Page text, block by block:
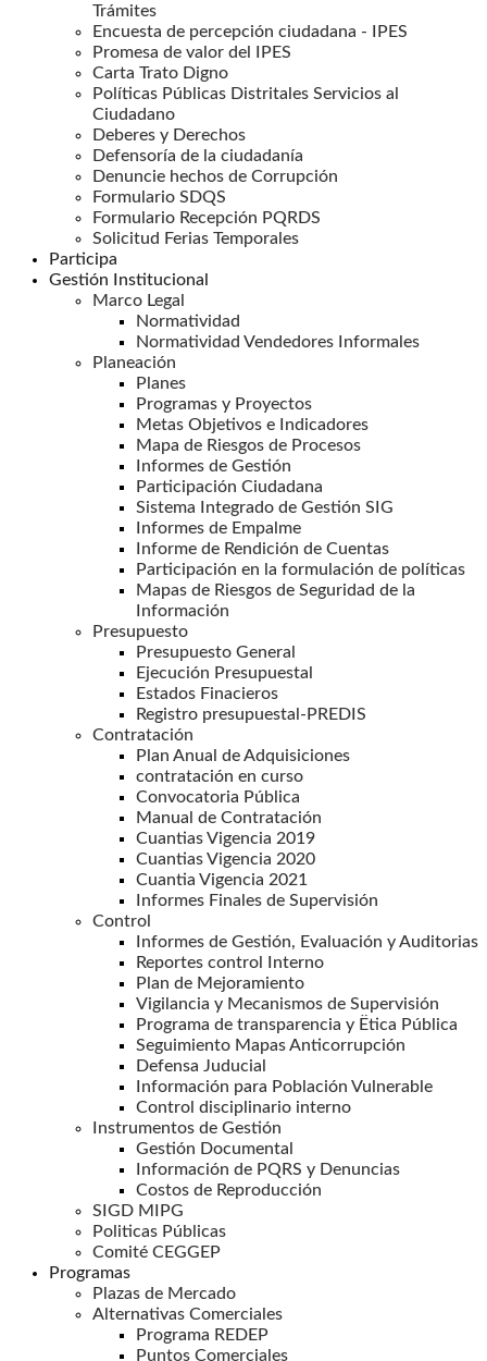
Trámites
Encuesta de percepción ciudadana - IPES
Promesa de valor del IPES
Carta Trato Digno
Políticas Públicas Distritales Servicios al
Ciudadano
Deberes y Derechos
Defensoría de la ciudadanía
Denuncie hechos de Corrupción
Formulario SDQS
Formulario Recepción PQRDS
Solicitud Ferias Temporales
Participa
Gestión Institucional
Marco Legal
Normatividad
Normatividad Vendedores Informales
Planeación
Planes
Programas y Proyectos
Metas Objetivos e Indicadores
Mapa de Riesgos de Procesos
Informes de Gestión
Participación Ciudadana
Sistema Integrado de Gestión SIG
Informes de Empalme
Informe de Rendición de Cuentas
Participación en la formulación de políticas
Mapas de Riesgos de Seguridad de la
Información
Presupuesto
Presupuesto General
Ejecución Presupuestal
Estados Finacieros
Registro presupuestal-PREDIS
Contratación
Plan Anual de Adquisiciones
contratación en curso
Convocatoria Pública
Manual de Contratación
Cuantias Vigencia 2019
Cuantias Vigencia 2020
Cuantia Vigencia 2021
Informes Finales de Supervisión
Control
Informes de Gestión, Evaluación y Auditorias
Reportes control Interno
Plan de Mejoramiento
Vigilancia y Mecanismos de Supervisión
Programa de transparencia y Ëtica Pública
Seguimiento Mapas Anticorrupción
Defensa Juducial
Información para Población Vulnerable
Control disciplinario interno
Instrumentos de Gestión
Gestión Documental
Información de PQRS y Denuncias
Costos de Reproducción
SIGD MIPG
Politicas Públicas
Comité CEGGEP
Programas
Plazas de Mercado
Alternativas Comerciales
Programa REDEP
Puntos Comerciales